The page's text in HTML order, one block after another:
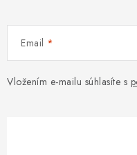
Email
Vložením e-mailu súhlasíte s